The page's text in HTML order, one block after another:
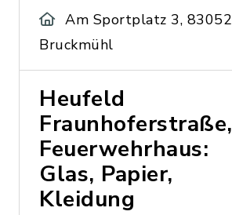
Am Sportplatz 3, 83052
Bruckmühl
Heufeld
Fraunhoferstraße,
Feuerwehrhaus:
Glas, Papier,
Kleidung